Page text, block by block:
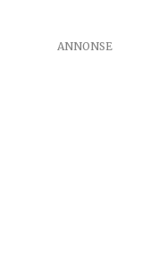
ANNONSE